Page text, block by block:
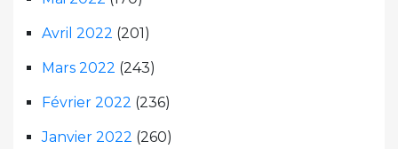
Avril 2022 (201)
Mars 2022 (243)
Février 2022 (236)
Janvier 2022 (260)